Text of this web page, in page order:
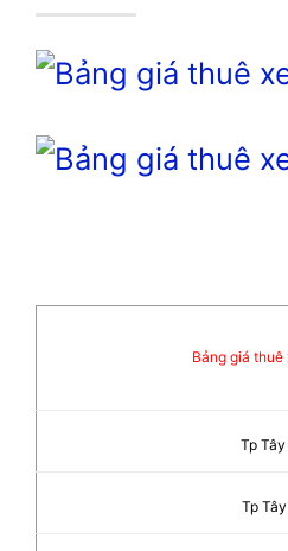
Bảng giá
Tp
Tp